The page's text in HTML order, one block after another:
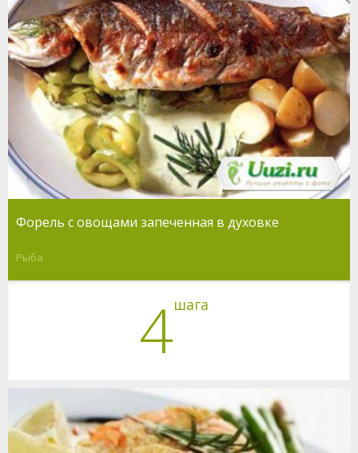
Форель с овощами запеченная в духовке
Рыба
4шага